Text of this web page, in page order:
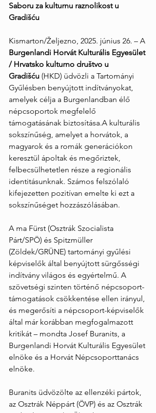
Saboru za kulturnu raznolikost u
Gradišću
Kismarton/Željezno, 2025. június 26. – A
Burgenlandi Horvát Kulturális Egyesület
/ Hrvatsko kulturno društvo u
Gradišću (HKD) üdvözli a Tartományi
Gyűlésben benyújtott indítványokat,
amelyek célja a Burgenlandban élő
népcsoportok megfelelő
támogatásának biztosítása.A kulturális
sokszínűség, amelyet a horvátok, a
magyarok és a romák generációkon
keresztül ápoltak és megőriztek,
felbecsülhetetlen része a regionális
identitásunknak. Számos felszólaló
kifejezetten pozitívan emelte ki ezt a
sokszínűséget hozzászólásában.
A ma Fürst (Osztrák Szocialista
Párt/SPÖ) és Spitzmüller
(Zöldek/GRÜNE) tartományi gyűlési
képviselők által benyújtott sürgősségi
indítvány világos és egyértelmű. A
szövetségi szinten történő népcsoport-
támogatások csökkentése ellen irányul,
és megerősíti a népcsoport-képviselők
által már korábban megfogalmazott
kritikát – mondta Josef Buranits, a
Burgenlandi Horvát Kulturális Egyesület
elnöke és a Horvát Népcsoporttanács
elnöke.
Buranits üdvözölte az ellenzéki pártok,
az Osztrák Néppárt (ÖVP) és az Osztrák